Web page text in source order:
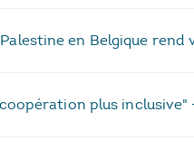
en Belgique rend
plus